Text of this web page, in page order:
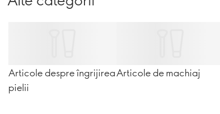
Articole despre îngrijirea
pielii
Articole de machiaj